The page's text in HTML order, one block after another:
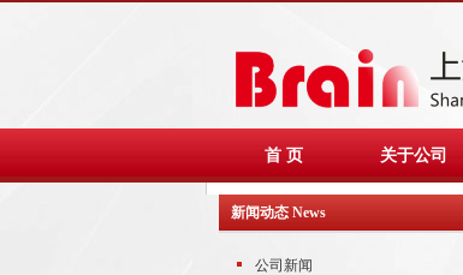
首 页 关于公司
新闻动态 News
公司新闻